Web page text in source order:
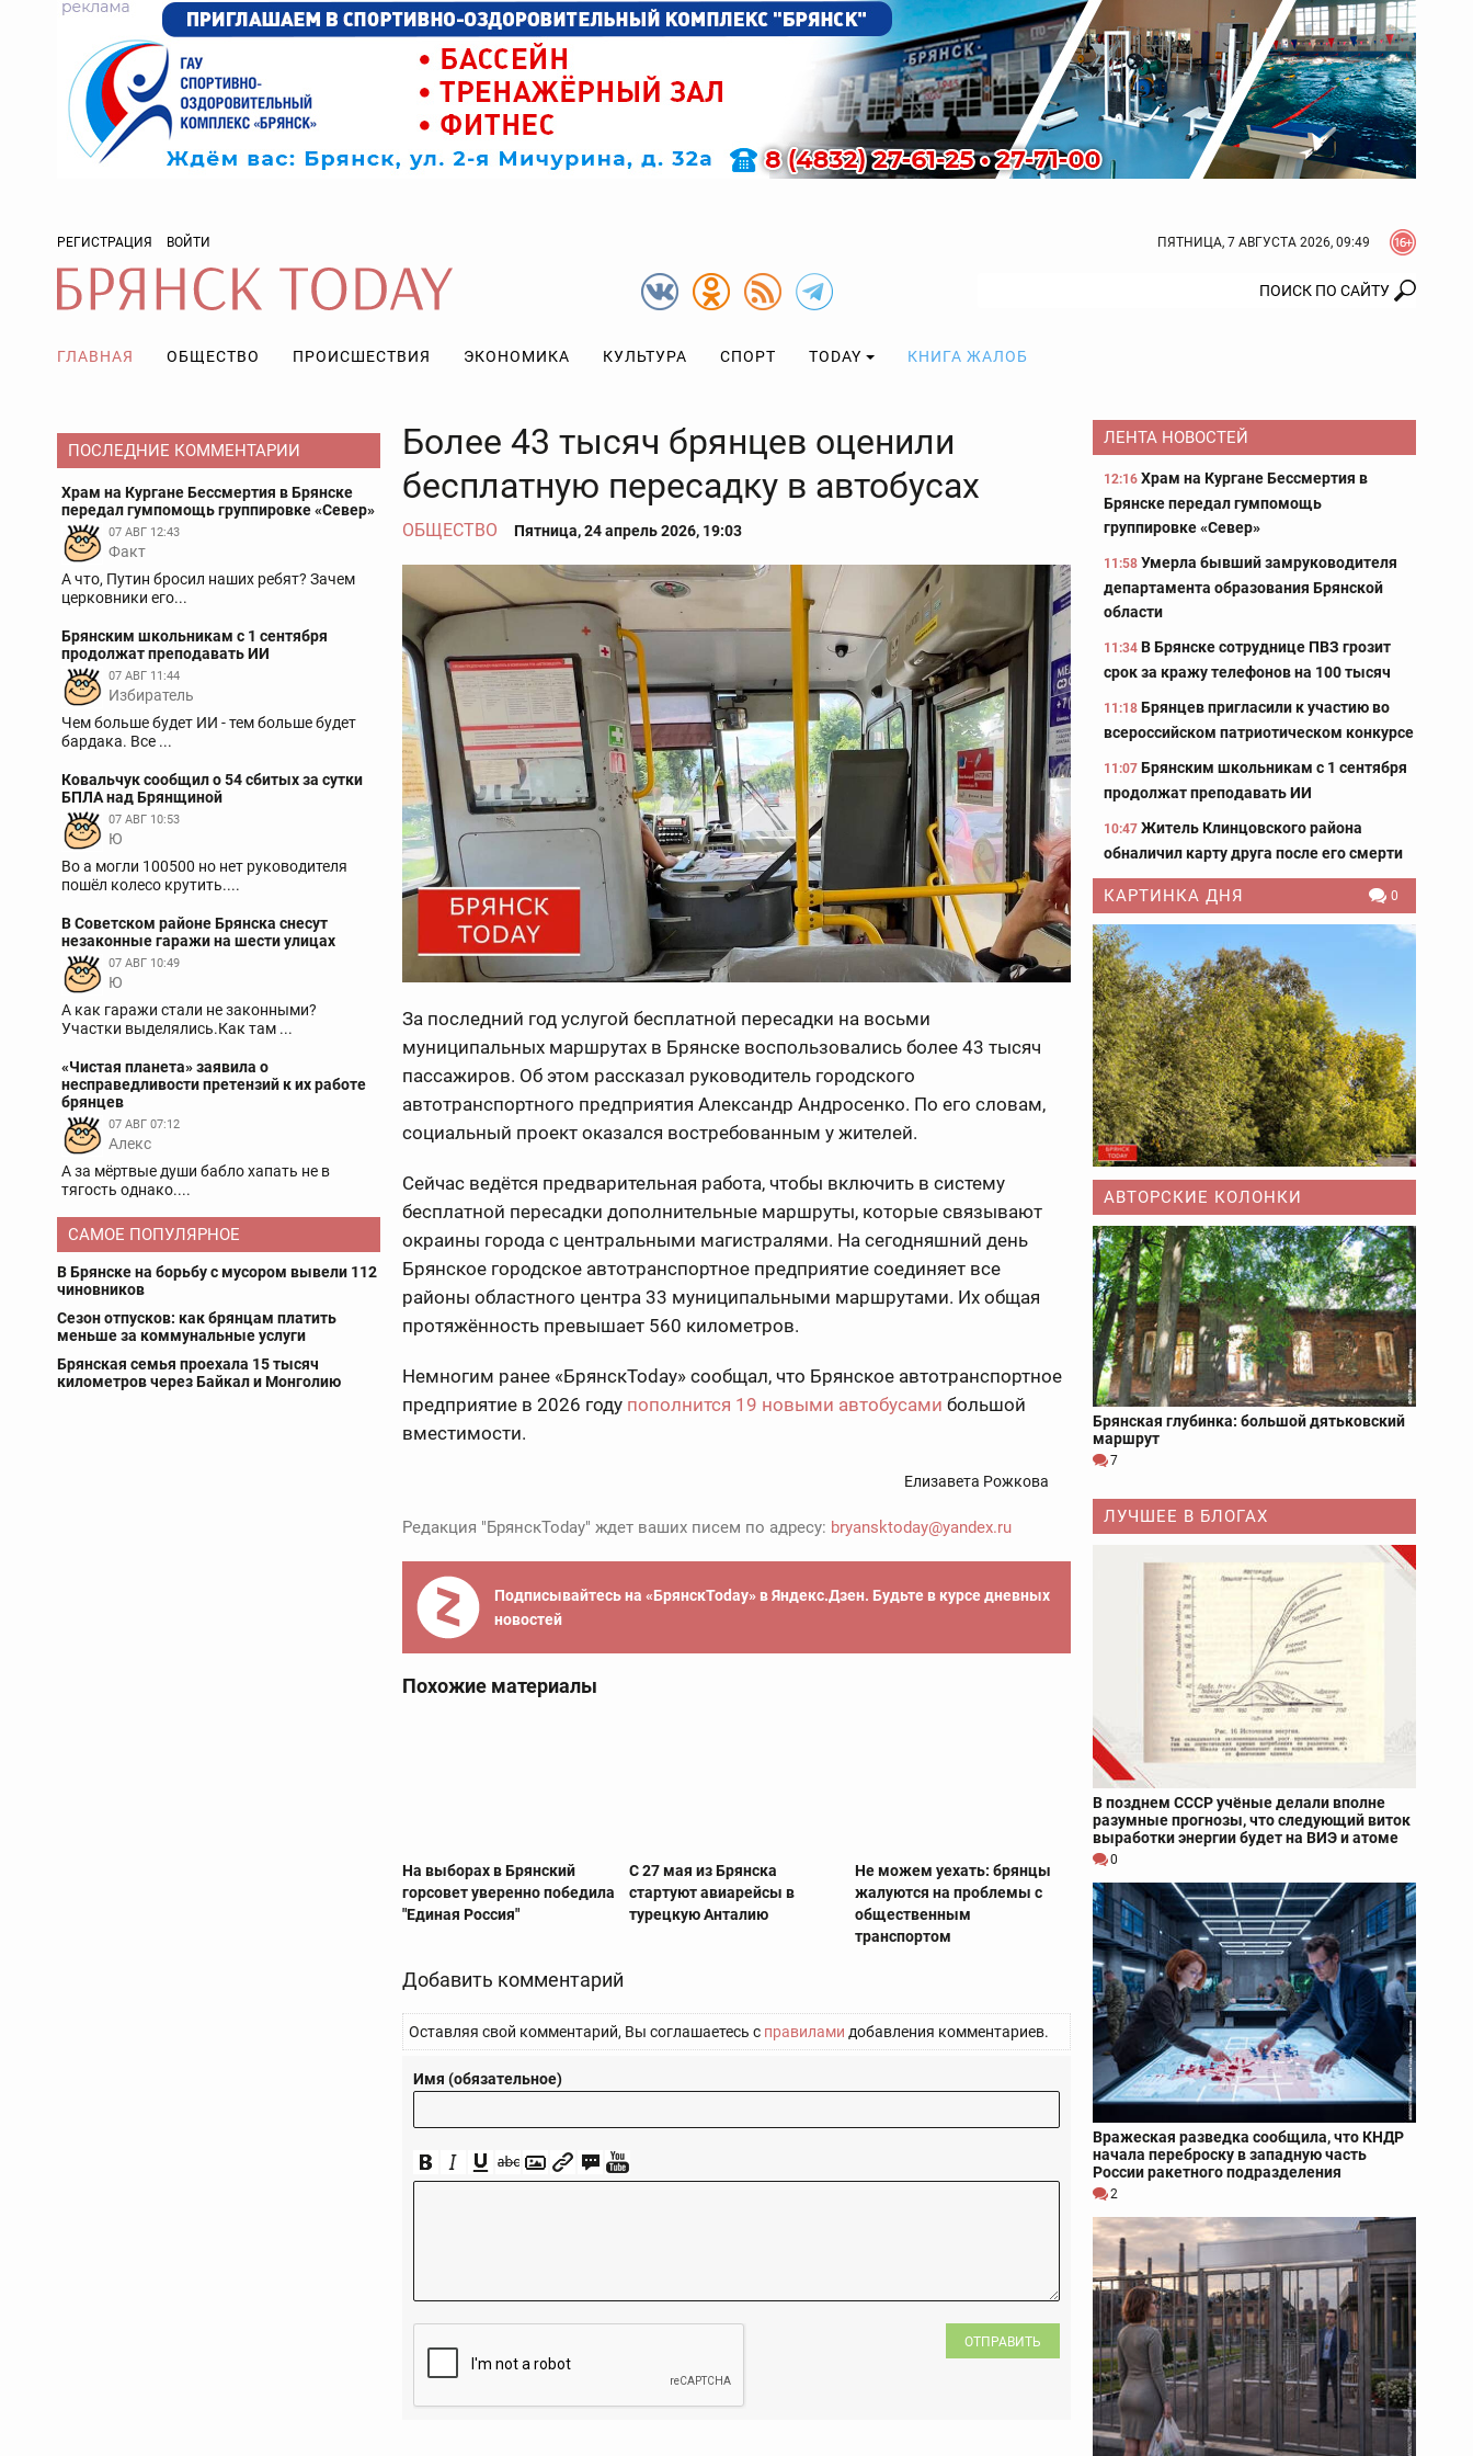
РЕГИСТРАЦИЯ ВОЙТИ ПЯТНИЦА, 7 АВГУСТА 2026, 09:49
ГЛАВНАЯ ОБЩЕСТВО ПРОИСШЕСТВИЯ ЭКОНОМИКА КУЛЬТУРА СПОРТ TODAY КНИГА ЖАЛОБ
ПОСЛЕДНИЕ КОММЕНТАРИИ
Храм на Кургане Бессмертия в Брянске
передал гумпомощь группировке «Север»
07 АВГ 12:43
Факт
А что, Путин бросил наших ребят? Зачем
церковники его...
Брянским школьникам с 1 сентября
продолжат преподавать ИИ
07 АВГ 11:44
Избиратель
Чем больше будет ИИ - тем больше будет
бардака. Все ...
Ковальчук сообщил о 54 сбитых за сутки
БПЛА над Брянщиной
07 АВГ 10:53
Ю
Во а могли 100500 но нет руководителя
пошёл колесо крутить....
В Советском районе Брянска снесут
незаконные гаражи на шести улицах
07 АВГ 10:49
Ю
А как гаражи стали не законными?
Участки выделялись.Как там ...
«Чистая планета» заявила о
несправедливости претензий к их работе
брянцев
07 АВГ 07:12
Aлекс
А за мёртвые души бабло хапать не в
тягость однако....
САМОЕ ПОПУЛЯРНОЕ
В Брянске на борьбу с мусором вывели 112
чиновников
Сезон отпусков: как брянцам платить
меньше за коммунальные услуги
Брянская семья проехала 15 тысяч
километров через Байкал и Монголию
Более 43 тысяч брянцев оценили
бесплатную пересадку в автобусах
ОБЩЕСТВО Пятница, 24 апрель 2026, 19:03
За последний год услугой бесплатной пересадки на восьми
муниципальных маршрутах в Брянске воспользовались более 43 тысяч
пассажиров. Об этом рассказал руководитель городского
автотранспортного предприятия Александр Андросенко. По его словам,
социальный проект оказался востребованным у жителей.
Сейчас ведётся предварительная работа, чтобы включить в систему
бесплатной пересадки дополнительные маршруты, которые связывают
окраины города с центральными магистралями. На сегодняшний день
Брянское городское автотранспортное предприятие соединяет все
районы областного центра 33 муниципальными маршрутами. Их общая
протяжённость превышает 560 километров.
Немногим ранее «БрянскToday» сообщал, что Брянское автотранспортное
предприятие в 2026 году пополнится 19 новыми автобусами большой
вместимости.
Елизавета Рожкова
Редакция "БрянскToday" ждет ваших писем по адресу: bryansktoday@yandex.ru
Подписывайтесь на «БрянскToday» в Яндекс.Дзен. Будьте в курсе дневных
новостей
Похожие материалы
На выборах в Брянский
горсовет уверенно победила
"Единая Россия"
С 27 мая из Брянска
стартуют авиарейсы в
турецкую Анталию
Не можем уехать: брянцы
жалуются на проблемы с
общественным
транспортом
Добавить комментарий
Оставляя свой комментарий, Вы соглашаетесь с правилами добавления комментариев.
Имя (обязательное)
ОТПРАВИТЬ
ЛЕНТА НОВОСТЕЙ
12:16 Храм на Кургане Бессмертия в
Брянске передал гумпомощь
группировке «Север»
11:58 Умерла бывший замруководителя
департамента образования Брянской
области
11:34 В Брянске сотруднице ПВЗ грозит
срок за кражу телефонов на 100 тысяч
11:18 Брянцев пригласили к участию во
всероссийском патриотическом конкурсе
11:07 Брянским школьникам с 1 сентября
продолжат преподавать ИИ
10:47 Житель Клинцовского района
обналичил карту друга после его смерти
КАРТИНКА ДНЯ 0
АВТОРСКИЕ КОЛОНКИ
Брянская глубинка: большой дятьковский
маршрут
7
ЛУЧШЕЕ В БЛОГАХ
В позднем СССР учёные делали вполне
разумные прогнозы, что следующий виток
выработки энергии будет на ВИЭ и атоме
0
Вражеская разведка сообщила, что КНДР
начала переброску в западную часть
России ракетного подразделения
2